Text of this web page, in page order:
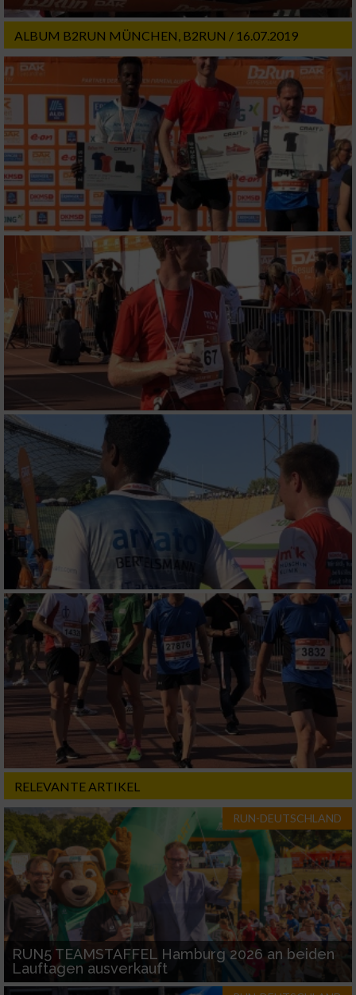
ALBUM B2RUN MÜNCHEN, B2RUN / 16.07.2019
RELEVANTE ARTIKEL
RUN-DEUTSCHLAND
RUN5 TEAMSTAFFEL Hamburg 2026 an beiden
Lauftagen ausverkauft
Notwendig
Performance
Funktional
Werbung